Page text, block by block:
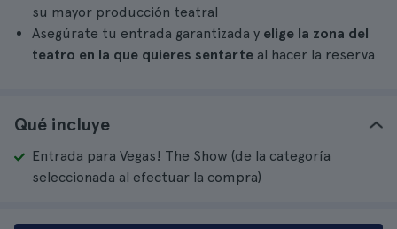
su mayor producción teatral
Asegúrate tu entrada garantizada y elige la zona del
teatro en la que quieres sentarte al hacer la reserva
Qué incluye
Entrada para Vegas! The Show (de la categoría
seleccionada al efectuar la compra)